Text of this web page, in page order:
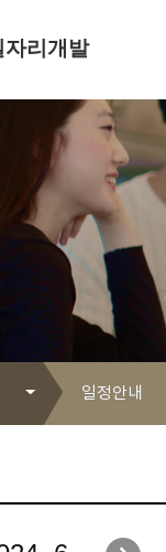
자리개발
일정안내
자유게시판